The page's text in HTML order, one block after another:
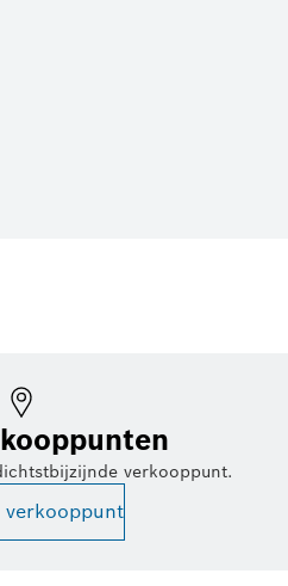
verkooppunt.
verkooppunt